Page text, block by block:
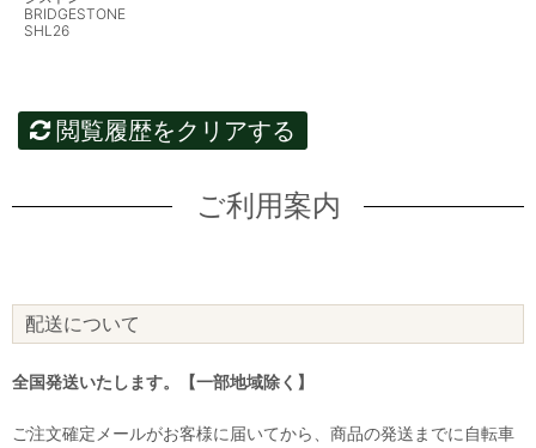
BRIDGESTONE
SHL26
閲覧履歴をクリアする
ご利用案内
配送について
全国発送いたします。【一部地域除く】
ご注文確定メールがお客様に届いてから、商品の発送までに自転車